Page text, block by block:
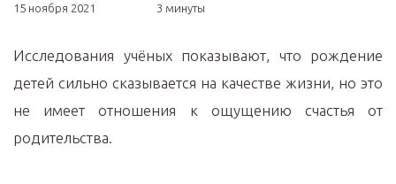
15 ноября 2021
3 минуты
Исследования учёных показывают, что рождение
детей сильно сказывается на качестве жизни, но это
не имеет отношения к ощущению счастья от
родительства.